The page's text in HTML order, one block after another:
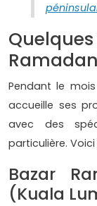
Pendant le
accueille ses
avec des
particulière.
Bazar
(Kuala